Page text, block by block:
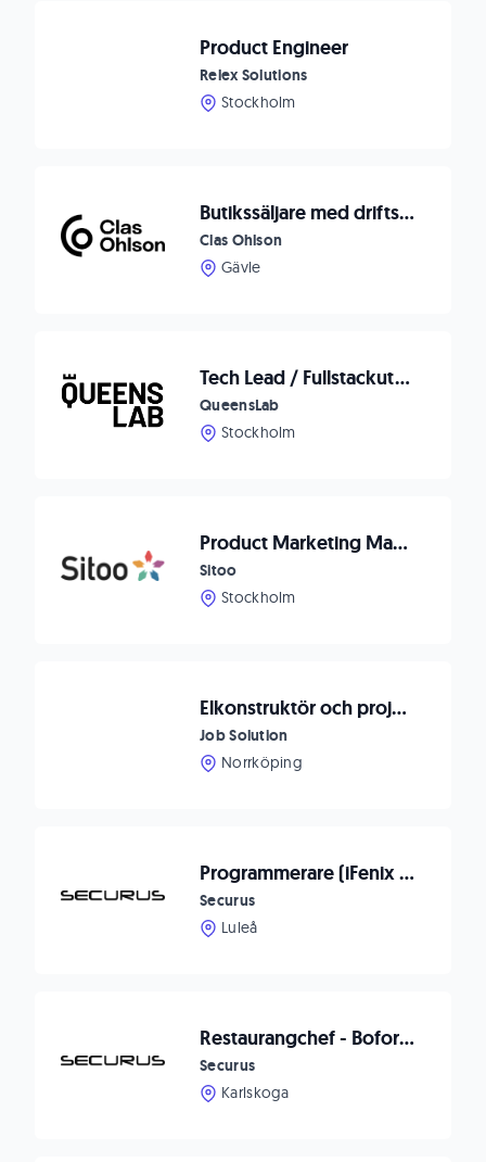
Product Engineer
Relex Solutions
Stockholm
Butikssäljare med driftsansvar
Clas Ohlson
Gävle
Tech Lead / Fullstackutvecklare med AI-fokus
QueensLab
Stockholm
Product Marketing Manager
Sitoo
Stockholm
Elkonstruktör och projektledare till Johsjö!
Job Solution
Norrköping
Programmerare (iFenix affärssystem)
Securus
Luleå
Restaurangchef - Bofors hotel - Karlskoga
Securus
Karlskoga